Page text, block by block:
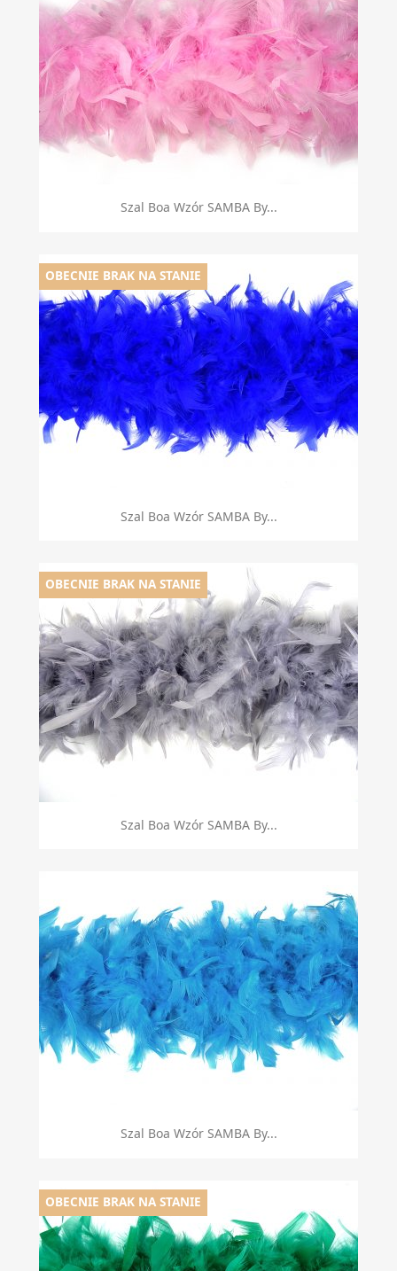
Szal Boa Wzór SAMBA By...
Szal Boa Wzór SAMBA By...
OBECNIE BRAK NA STANIE
Szal Boa Wzór SAMBA By...
OBECNIE BRAK NA STANIE
Szal Boa Wzór SAMBA By...
OBECNIE BRAK NA STANIE